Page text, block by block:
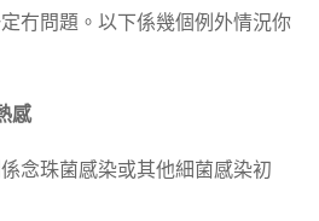
冇問題。以下係幾個例外情況你
感
念珠菌感染或其他細菌感染初